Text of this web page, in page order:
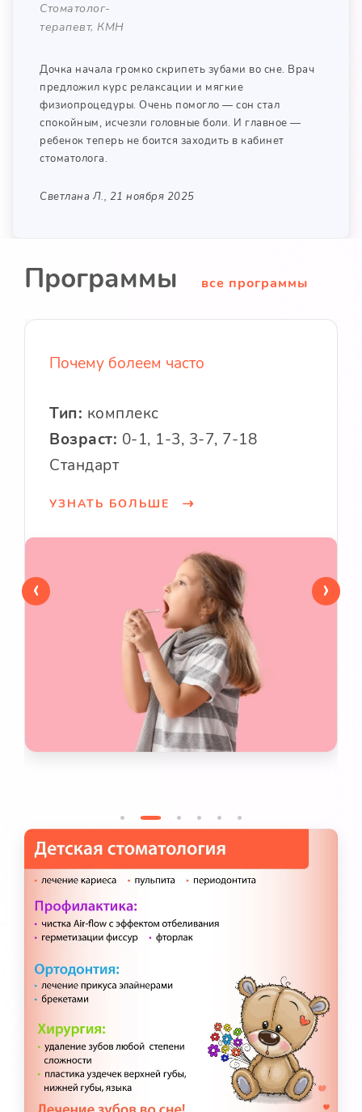
Стоматолог-
терапевт, КМН
Дочка начала громко скрипеть зубами во сне. Врач
предложил курс релаксации и мягкие
физиопроцедуры. Очень помогло — сон стал
спокойным, исчезли головные боли. И главное —
ребенок теперь не боится заходить в кабинет
стоматолога.
Светлана Л., 21 ноября 2025
Программы все программы
Почему болеем часто
Тип: комплекс
Возраст: 0-1, 1-3, 3-7, 7-18
Стандарт
УЗНАТЬ БОЛЬШЕ
‹ ›